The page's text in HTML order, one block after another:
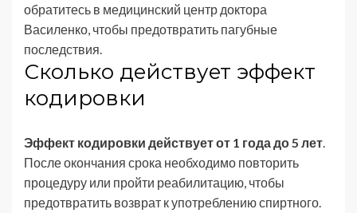
обратитесь в медицинский центр доктора
Василенко, чтобы предотвратить пагубные
последствия.
Сколько действует эффект
кодировки
Эффект кодировки действует от 1 года до 5 лет
После окончания срока необходимо повторить
процедуру или пройти реабилитацию, чтобы
предотвратить возврат к употреблению спиртного.